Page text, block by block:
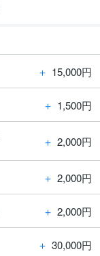
＋ 15,000円
＋ 1,500円
＋ 2,000円
＋ 2,000円
＋ 2,000円
＋ 30,000円